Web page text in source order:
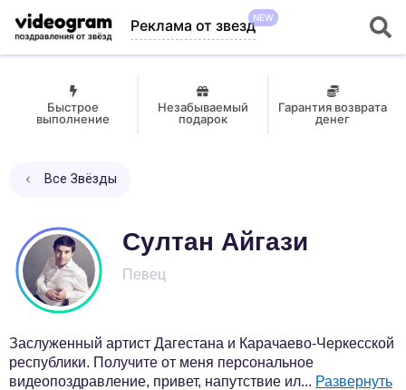
Реклама от звездNEW
Быстрое
выполнение
Незабываемый
подарок
Гарантия возврата
денег
Все Звёзды
Султан Айгази
Певец
Заслуженный артист Дагестана и Карачаево-Черкесской
республики. Получите от меня персональное
видеопоздравление, привет, напутствие ил... Развернуть